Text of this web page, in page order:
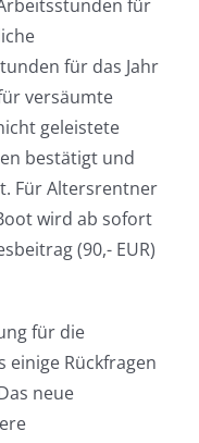
für
für das Jahr
versäumte
geleistete
bestätigt und
Für Altersrentner
wird ab sofort
(90,- EUR)
für die
einige Rückfragen
neue